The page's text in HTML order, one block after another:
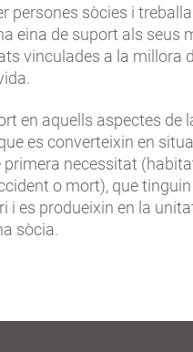
persones sòcies i
eina de suport als seus
vinculades a la millora
en aquells aspectes de
es converteixin en
necessitat
o mort), que
i es produeixin en la
sòcia.